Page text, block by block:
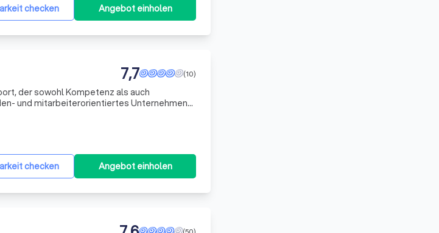
checken Angebot einholen
(10)
7,7
der sowohl Kompetenz als auch
und mitarbeiterorientiertes Unternehmen
checken Angebot einholen